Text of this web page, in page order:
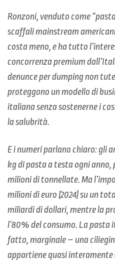
Ronzoni, venduto come
scaffali mainstream
costa meno, e ha tutto
concorrenza premium
denunce per dumping non
proteggono un modello di
italiana senza sostenerne i
la salubrità.
E i numeri parlano chiaro: gli
kg di pasta a testa ogni anno,
milioni di tonnellate. Ma
milioni di euro (2024) su un
miliardi di dollari, mentre la
l’80% del consumo. La
fatto, marginale – una
appartiene quasi